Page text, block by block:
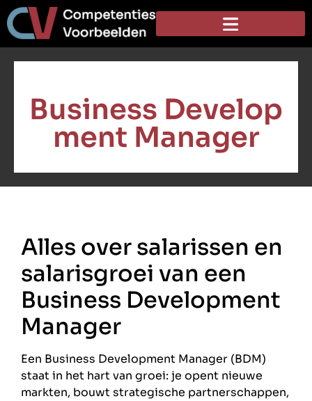
Business Develop
ment Manager
Alles over salarissen en
salarisgroei van een
Business Development
Manager
Een Business Development Manager (BDM)
staat in het hart van groei: je opent nieuwe
markten, bouwt strategische partnerschappen,